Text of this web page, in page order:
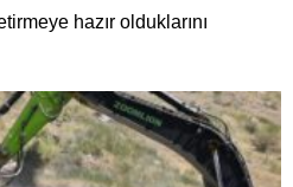
hazır olduklarını